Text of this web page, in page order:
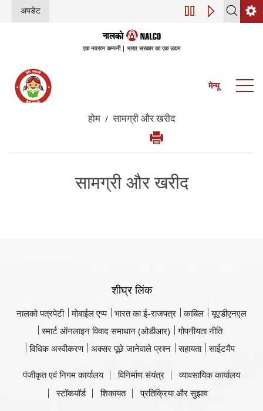
अपडेट डिजिटल परिवर्तन
एक नवरत्न कम्पनी | भारत सरकार का एक उद्यम
मेन्यू
होम/सामग्री और खरीद
सामग्री और खरीद
शीघ्र लिंक
नालको पत्रपेटी मोबाईल एप्प भारत का ई-राजपत्र काबिल
यूएडीएनएल
स्मार्ट ऑनलाइन विवाद समाधान (ओडीआर)
गोपनीयता नीति
विधिक अस्वीकरण
अक्सर पूछे जानेवाले प्रश्न सहायता साईटमैप
पंजीकृत एवं निगम कार्यालय विनिर्माण संयंत्र
व्यावसायिक कार्यालय
स्टॉकयॉर्ड
शिकायत प्रतिक्रिया और सुझाव